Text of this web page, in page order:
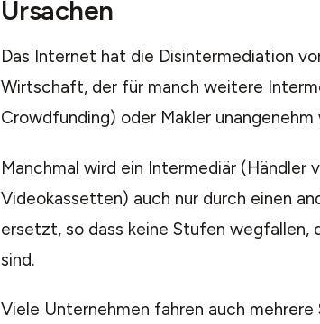
Ursachen
Das Internet hat die Disintermediation
Wirtschaft, der für manch weitere
Crowdfunding) oder Makler
Manchmal wird ein Intermediär (Händler
Videokassetten) auch nur durch einen
ersetzt, so dass keine Stufen wegfallen,
sind.
Viele Unternehmen fahren auch